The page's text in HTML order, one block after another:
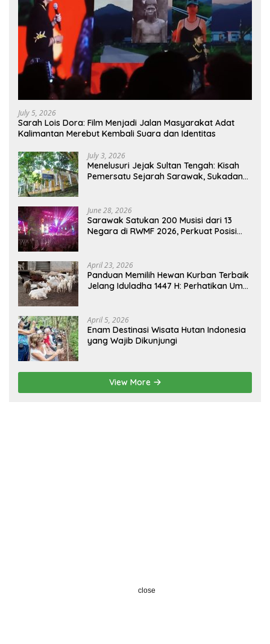
July 5, 2026
Sarah Lois Dora: Film Menjadi Jalan Masyarakat Adat
Kalimantan Merebut Kembali Suara dan Identitas
July 3, 2026
Menelusuri Jejak Sultan Tengah: Kisah
Pemersatu Sejarah Sarawak, Sukadana,
June 28, 2026
Sarawak Satukan 200 Musisi dari 13
Negara di RWMF 2026, Perkuat Posisi
April 23, 2026
Panduan Memilih Hewan Kurban Terbaik
Jelang Iduladha 1447 H: Perhatikan Umur
April 5, 2026
Enam Destinasi Wisata Hutan Indonesia
yang Wajib Dikunjungi
View More
close